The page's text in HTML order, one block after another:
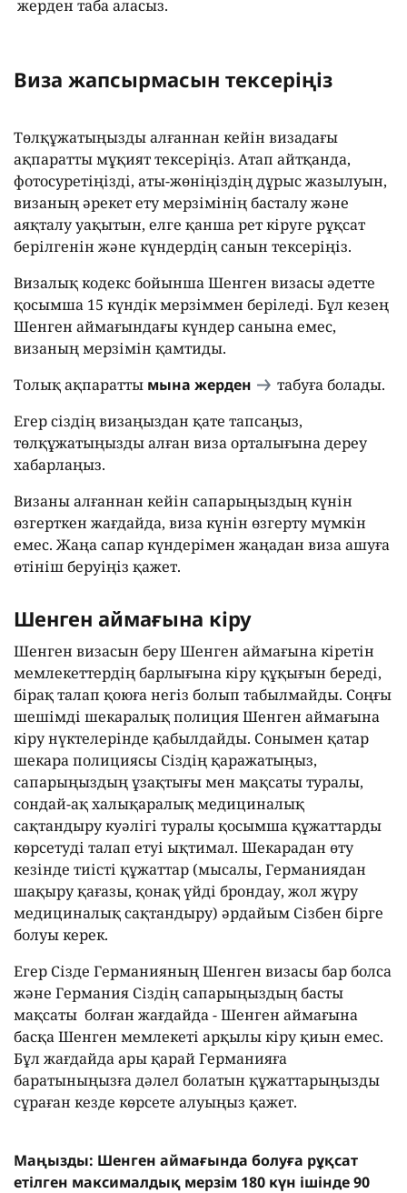
жерден таба аласыз.
Виза жапсырмасын тексеріңіз
Төлқұжатыңызды алғаннан кейін визадағы
ақпаратты мұқият тексеріңіз. Атап айтқанда,
фотосуретіңізді, аты-жөніңіздің дұрыс жазылуын,
визаның әрекет ету мерзімінің басталу және
аяқталу уақытын, елге қанша рет кіруге рұқсат
берілгенін және күндердің санын тексеріңіз.
Визалық кодекс бойынша Шенген визасы әдетте
қосымша 15 күндік мерзіммен беріледі. Бұл кезең
Шенген аймағындағы күндер санына емес,
визаның мерзімін қамтиды.
Толық ақпаратты мына жерден
табуға болады.
Егер сіздің визаңыздан қате тапсаңыз,
төлқұжатыңызды алған виза орталығына дереу
хабарлаңыз.
Визаны алғаннан кейін сапарыңыздың күнін
өзгерткен жағдайда, виза күнін өзгерту мүмкін
емес. Жаңа сапар күндерімен жаңадан виза ашуға
өтініш беруіңіз қажет.
Шенген аймағына кіру
Шенген визасын беру Шенген аймағына кіретін
мемлекеттердің барлығына кіру құқығын береді,
бірақ талап қоюға негіз болып табылмайды. Соңғы
шешімді шекаралық полиция Шенген аймағына
кіру нүктелерінде қабылдайды. Сонымен қатар
шекара полициясы Сіздің қаражатыңыз,
сапарыңыздың ұзақтығы мен мақсаты туралы,
сондай-ақ халықаралық медициналық
сақтандыру куәлігі туралы қосымша құжаттарды
көрсетуді талап етуі ықтимал. Шекарадан өту
кезінде тиісті құжаттар (мысалы, Германиядан
шақыру қағазы, қонақ үйді брондау, жол жүру
медициналық сақтандыру) әрдайым Сізбен бірге
болуы керек.
Егер Сізде Германияның Шенген визасы бар болса
және Германия Сіздің сапарыңыздың басты
мақсаты болған жағдайда - Шенген аймағына
басқа Шенген мемлекеті арқылы кіру қиын емес.
Бұл жағдайда ары қарай Германияға
баратыныңызға дәлел болатын құжаттарыңызды
сұраған кезде көрсете алуыңыз қажет.
Маңызды: Шенген аймағында болуға рұқсат
етілген максималдық мерзім 180 күн ішінде 90